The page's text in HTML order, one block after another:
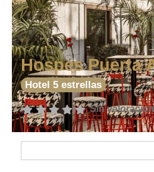
Hospes Puerta
Hotel 5 estrellas
Sin